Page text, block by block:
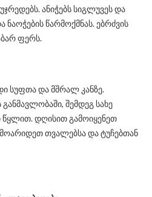
ანიჭებს სიგლუვეს და
ნაოჭების წარმოქმნას. ებრძვის
ფერს.
სუფთა და მშრალ კანზე.
შემდეგ სახე
დღისით გამოიყენეთ
თვალებსა და ტუჩებთან